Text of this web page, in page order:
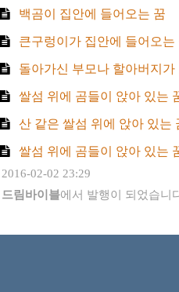
백곰이 집안에 들어오는 꿈
큰구렁이가 집안에 들어오는
돌아가신 부모나 할아버지
쌀섬 위에 곰들이 앉아 있는
산 같은 쌀섬 위에 앉아 있는
쌀섬 위에 곰들이 앉아 있는
2016-02-02 23:29
드림바이블에서 발행이 되었습니